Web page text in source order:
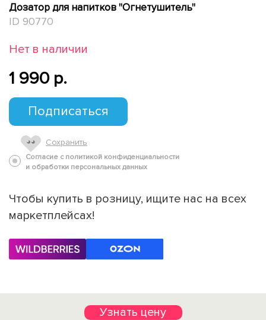
Дозатор для напитков "Огнетушитель"
ID 90770
Нет в наличии
1 990 p.
Подписаться
Сохранить
Согласие с политикой конфиденциальности
и обработки персональных данных
Чтобы купить в розницу, ищите нас на всех
маркетплейсах!
Узнать цену